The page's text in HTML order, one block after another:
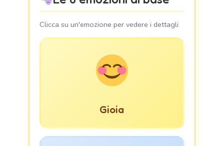
Clicca su un'emozione per vedere i dettagli
Gioia